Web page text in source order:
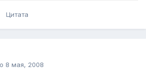
Цитата
8 мая, 2008